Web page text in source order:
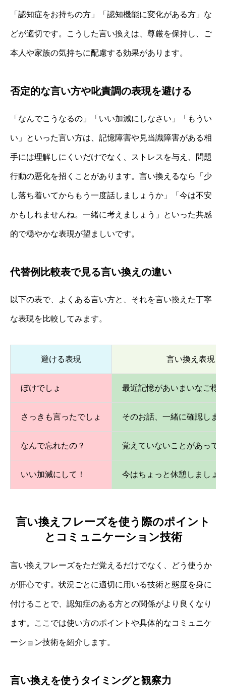
「認知症をお持ちの方」「認知機能に変化がある方」な
どが適切です。こうした言い換えは、尊厳を保持し、ご
本人や家族の気持ちに配慮する効果があります。
否定的な言い方や叱責調の表現を避ける
「なんでこうなるの」「いい加減にしなさい」「もうい
い」といった言い方は、記憶障害や見当識障害がある相
手には理解しにくいだけでなく、ストレスを与え、問題
行動の悪化を招くことがあります。言い換えるなら「少
し落ち着いてからもう一度話しましょうか」「今は不安
かもしれませんね。一緒に考えましょう」といった共感
的で穏やかな表現が望ましいです。
代替例比較表で見る言い換えの違い
以下の表で、よくある言い方と、それを言い換えた丁寧
な表現を比較してみます。
避ける表現 言い換え表現
ぼけでしょ 最近記憶があいまいなご様
さっきも言ったでしょ そのお話、一緒に確認しま
なんで忘れたの？ 覚えていないことがあって
いい加減にして！ 今はちょっと休憩しましょ
言い換えフレーズを使う際のポイント
とコミュニケーション技術
言い換えフレーズをただ覚えるだけでなく、どう使うか
が肝心です。状況ごとに適切に用いる技術と態度を身に
付けることで、認知症のある方との関係がより良くなり
ます。ここでは使い方のポイントや具体的なコミュニケ
ーション技術を紹介します。
言い換えを使うタイミングと観察力